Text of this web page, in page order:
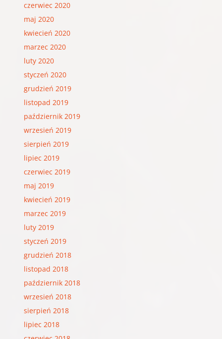
czerwiec 2020
maj 2020
kwiecień 2020
marzec 2020
luty 2020
styczeń 2020
grudzień 2019
listopad 2019
październik 2019
wrzesień 2019
sierpień 2019
lipiec 2019
czerwiec 2019
maj 2019
kwiecień 2019
marzec 2019
luty 2019
styczeń 2019
grudzień 2018
listopad 2018
październik 2018
wrzesień 2018
sierpień 2018
lipiec 2018